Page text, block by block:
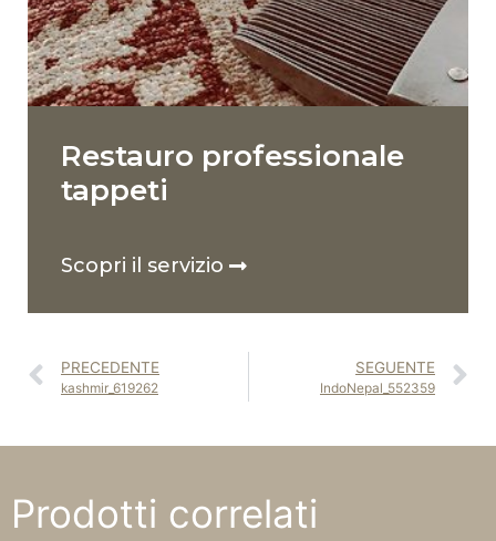
Restauro professionale
tappeti
Scopri il servizio
PRECEDENTE
kashmir_619262
SEGUENTE
IndoNepal_552359
Prodotti correlati